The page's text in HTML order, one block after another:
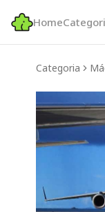
Home
Categoria